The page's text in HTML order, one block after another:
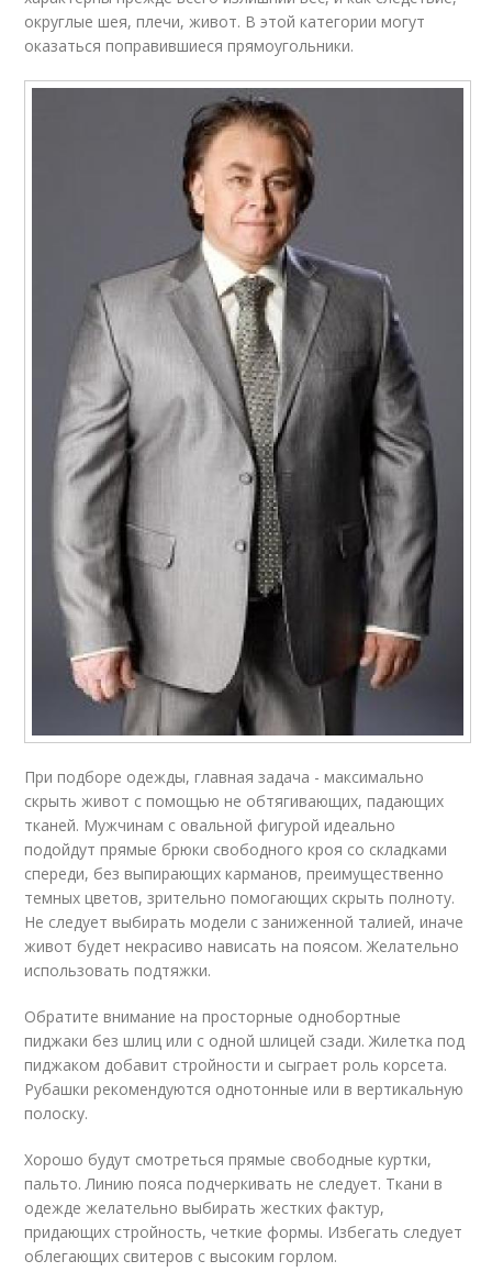
округлые шея, плечи, живот. В этой категории могут
оказаться поправившиеся прямоугольники.
При подборе одежды, главная задача - максимально
скрыть живот с помощью не обтягивающих, падающих
тканей. Мужчинам с овальной фигурой идеально
подойдут прямые брюки свободного кроя со складками
спереди, без выпирающих карманов, преимущественно
темных цветов, зрительно помогающих скрыть полноту.
Не следует выбирать модели с заниженной талией, иначе
живот будет некрасиво нависать на поясом. Желательно
использовать подтяжки.
Обратите внимание на просторные однобортные
пиджаки без шлиц или с одной шлицей сзади. Жилетка под
пиджаком добавит стройности и сыграет роль корсета.
Рубашки рекомендуются однотонные или в вертикальную
полоску.
Хорошо будут смотреться прямые свободные куртки,
пальто. Линию пояса подчеркивать не следует. Ткани в
одежде желательно выбирать жестких фактур,
придающих стройность, четкие формы. Избегать следует
облегающих свитеров с высоким горлом.